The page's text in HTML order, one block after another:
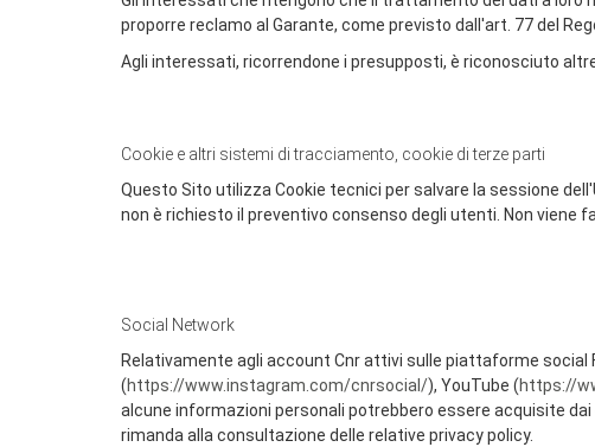
proporre reclamo al Garante, come previsto dall'art. 77 del
Agli interessati, ricorrendone i presupposti, è riconosciuto
Cookie e altri sistemi di tracciamento, cookie di terze parti
Questo Sito utilizza Cookie tecnici per salvare la sessione
non è richiesto il preventivo consenso degli utenti. Non viene
Social Network
Relativamente agli account Cnr attivi sulle piattaforme social
(https://www.instagram.com/cnrsocial/), YouTube (https://
alcune informazioni personali potrebbero essere acquisite
rimanda alla consultazione delle relative privacy policy.